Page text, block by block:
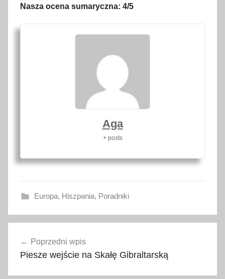
Nasza ocena sumaryczna: 4/5
Aga
+ posts
Europa, Hiszpania, Poradniki
E
p
wpisu
Poprzedni wpis
Piesze wejście na Skałę Gibraltarską